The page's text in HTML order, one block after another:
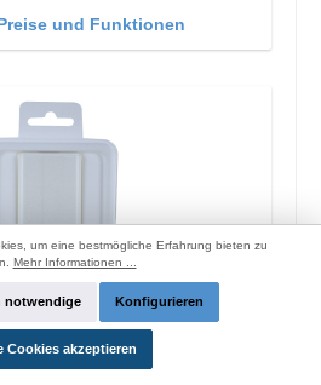
und Funktionen
Original Ladegerät 10W
um eine bestmögliche Erfahrung bieten zu
Mehr Informationen ...
notwendige Konfigurieren
Cookies akzeptieren